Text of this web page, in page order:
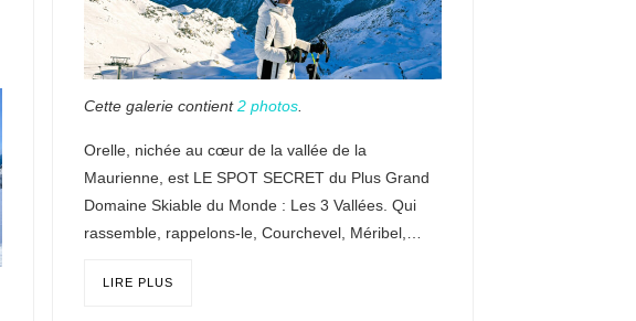
Cette galerie contient2 photos.
Orelle, nichée au cœur de la vallée de la
Maurienne, est LE SPOT SECRET du Plus Grand
Domaine Skiable du Monde : Les 3 Vallées. Qui
rassemble, rappelons-le, Courchevel, Méribel,…
LIRE PLUS